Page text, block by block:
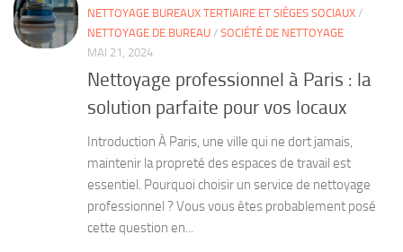
NETTOYAGE BUREAUX TERTIAIRE ET SIÈGES SOCIAUX /
NETTOYAGE DE BUREAU / SOCIÉTÉ DE NETTOYAGE
MAI 21, 2024
Nettoyage professionnel à Paris : la
solution parfaite pour vos locaux
Introduction À Paris, une ville qui ne dort jamais,
maintenir la propreté des espaces de travail est
essentiel. Pourquoi choisir un service de nettoyage
professionnel ? Vous vous êtes probablement posé
cette question en...